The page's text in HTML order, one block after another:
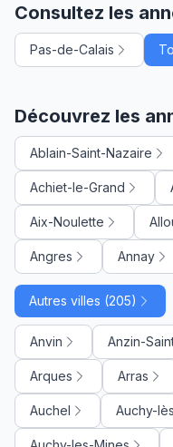
Consultez les
Pas-de-Calais
Découvrez les
Ablain-Saint-Nazaire
Achiet-le-Grand
Aix-Noulette
Angres Annay
Autres villes (205)
Anvin Anzin-
Arques Arras
Auchel Auchy-